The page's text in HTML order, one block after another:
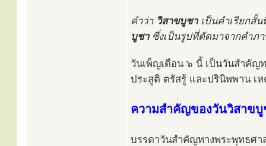
คำว่า วิสาขบูชาเป็นคำเรียกสั้
บูชาซึ่งเป็นรูปที่ตัดมาจากคำภ
วันเพ็ญเดือน ๖ นี้ เป็นวันสำคัญ
ประสูติ ตรัสรู้ และปรินิพพาน เ
ความสำคัญของวันวิสาขบู
บรรดาวันสำคัญทางพระพุทธศ